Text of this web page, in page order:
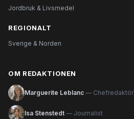
Jordbruk & Livsmedel
REGIONALT
Sverige & Norden
OM REDAKTIONEN
Marguerite Leblanc — Chefredaktör
Isa Stenstedt — Journalist